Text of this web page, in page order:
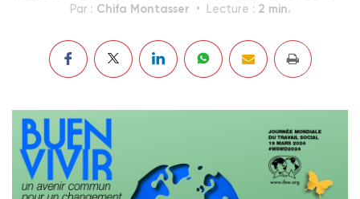
Par : Chifa Montasser Lecture : 2 min.